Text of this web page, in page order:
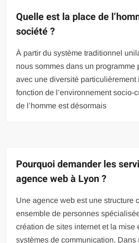
Quelle est la place de
société ?
À partir du système traditionnel
nous sommes dans un programme
avec une diversité particulièrement
fonction de l’environnement socio-
de l’homme est désormais
Pourquoi demander les
agence web à Lyon ?
Une agence web est une structure
ensemble de personnes
création de sites internet et la mise
systèmes de communication. Dans